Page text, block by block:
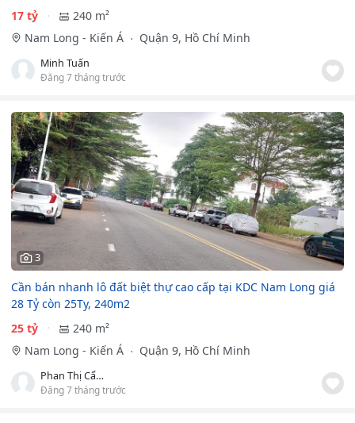
17 tỷ
240 m²
Nam Long - Kiến Á
Quận 9, Hồ Chí Minh
Minh Tuấn
Đăng 7 tháng trước
3
Cần bán nhanh lô đất biệt thự cao cấp tại KDC Nam Long giá
28 Tỷ còn 25Ty, 240m2
25 tỷ
240 m²
Nam Long - Kiến Á
Quận 9, Hồ Chí Minh
Phan Thị Cẩm Vân
Đăng 7 tháng trước